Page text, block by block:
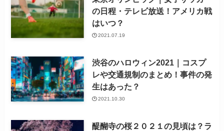
の日程・テレビ放送！アメリカ戦
はいつ？
2021.07.19
渋谷のハロウィン2021｜コスプ
レや交通規制のまとめ！事件の発
生はあった？
2021.10.30
醍醐寺の桜２０２１の見頃は？ラ